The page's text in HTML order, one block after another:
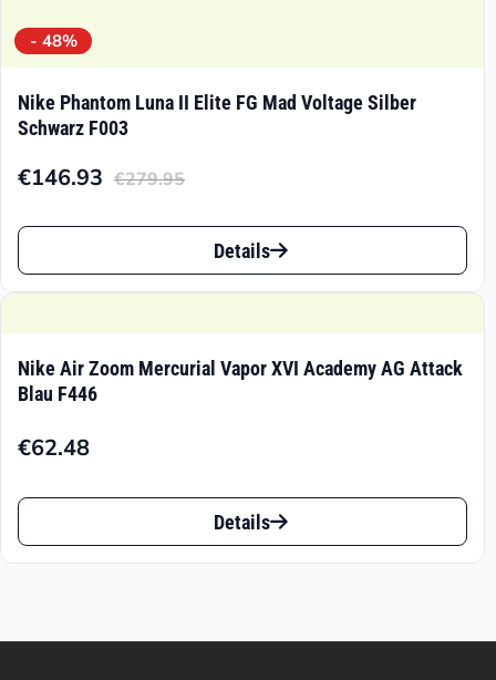
- 48%
Nike Phantom Luna II Elite FG Mad Voltage Silber
Schwarz F003
€279.95
Ursprünglicher
Preis
€279.95
€146.93
Aktueller
Preis
€146.93.
Dieses
Produkt
Varianten
Optionen
können
Details
Nike Air Zoom Mercurial Vapor XVI Academy AG Attack
Blau F446
€62.48
Dieses
Produkt
Details